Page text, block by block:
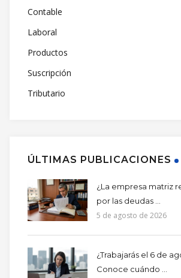
Contable
Laboral
Productos
Suscripción
Tributario
ÚLTIMAS PUBLICACIONES
¿La empresa matriz
por las deudas ...
5 de agosto de 2026
¿Trabajarás el 6 de
Conoce cuándo ...